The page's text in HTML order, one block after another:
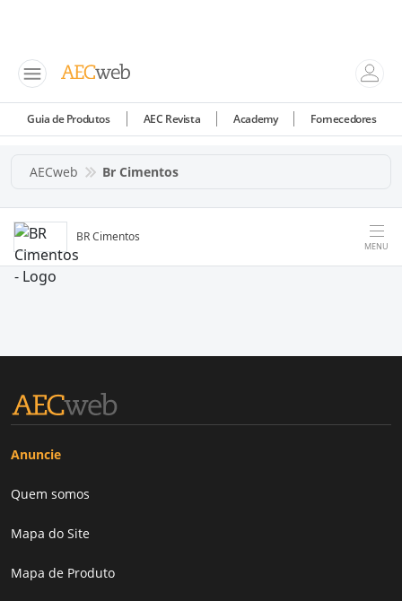
Guia de Produtos AEC Revista Academy Fornecedores
AECweb Br Cimentos
BR Cimentos
MENU
Anuncie
Quem somos
Mapa do Site
Mapa de Produto